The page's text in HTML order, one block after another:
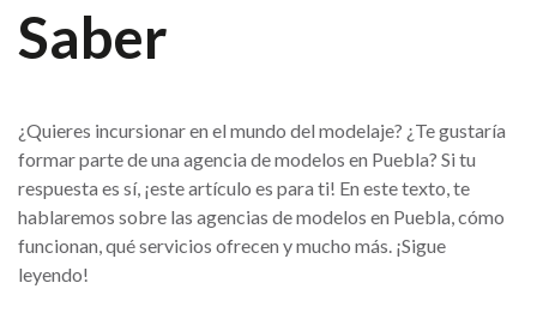
Saber
¿Quieres incursionar en el mundo del modelaje? ¿Te gustaría
formar parte de una agencia de modelos en Puebla? Si tu
respuesta es sí, ¡este artículo es para ti! En este texto, te
hablaremos sobre las agencias de modelos en Puebla, cómo
funcionan, qué servicios ofrecen y mucho más. ¡Sigue
leyendo!